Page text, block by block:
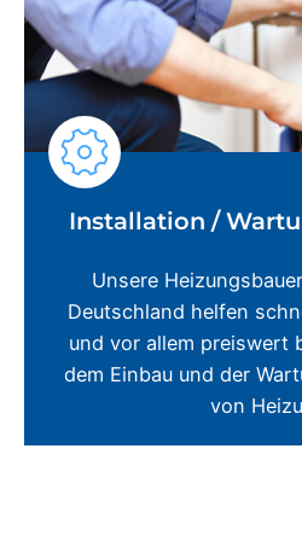
Installation /
Unsere
Deutschland helfen
und vor allem preiswert
dem Einbau und der
von